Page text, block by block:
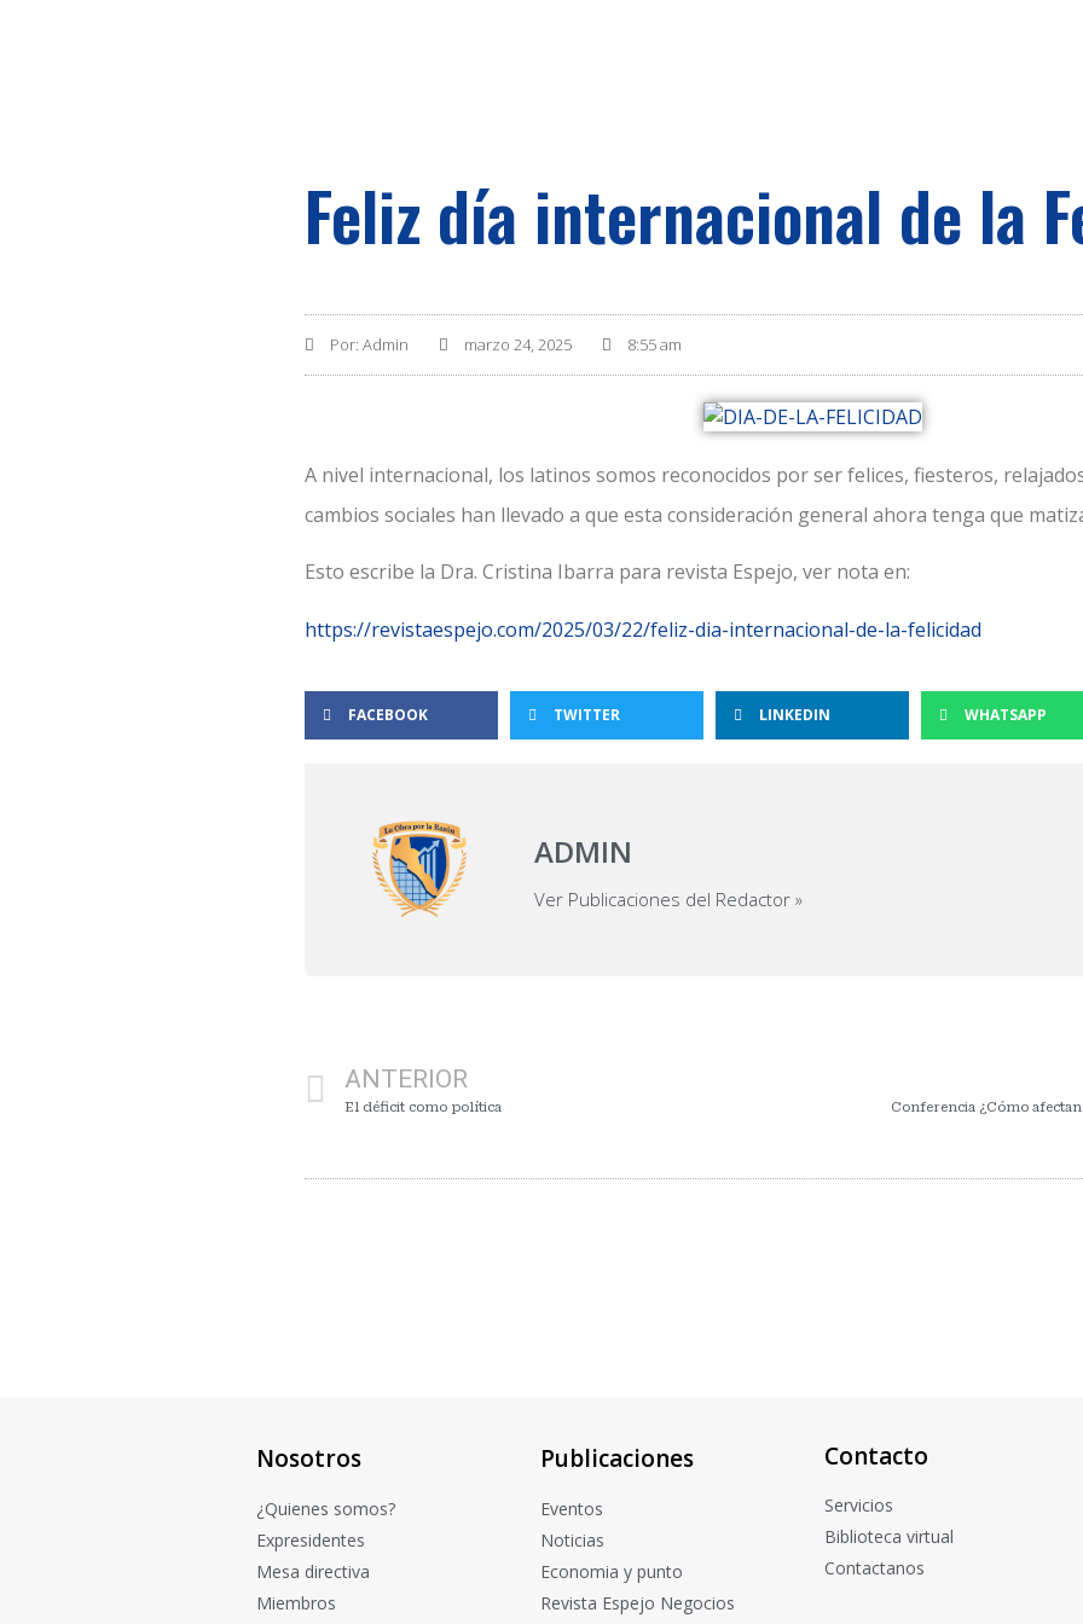
Feliz día internacional de la
Por: Admin marzo 24, 2025 8:55 am
A nivel internacional, los latinos somos reconocidos por ser felices, fiesteros,
cambios sociales han llevado a que esta consideración general ahora tenga que
Esto escribe la Dra. Cristina Ibarra para revista Espejo, ver nota en:
https://revistaespejo.com/2025/03/22/feliz-dia-internacional-de-la-felicidad
FACEBOOK TWITTER LINKEDIN WHATSAPP
ADMIN
Ver Publicaciones del Redactor »
ANTERIOR
El déficit como política Conferencia ¿Cómo
Nosotros
¿Quienes somos?
Expresidentes
Mesa directiva
Miembros
Publicaciones
Eventos
Noticias
Economia y punto
Revista Espejo Negocios
Contacto
Servicios
Biblioteca virtual
Contactanos